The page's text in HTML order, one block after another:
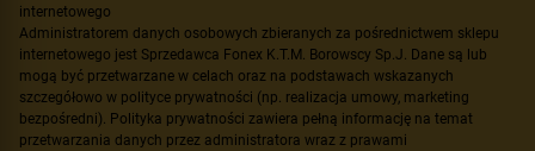
internetowego
Administratorem danych osobowych zbieranych za pośrednictwem sklepu
internetowego jest Sprzedawca Fonex K.T.M. Borowscy Sp.J. Dane są lub
mogą być przetwarzane w celach oraz na podstawach wskazanych
szczegółowo w polityce prywatności (np. realizacja umowy, marketing
bezpośredni). Polityka prywatności zawiera pełną informację na temat
przetwarzania danych przez administratora wraz z prawami